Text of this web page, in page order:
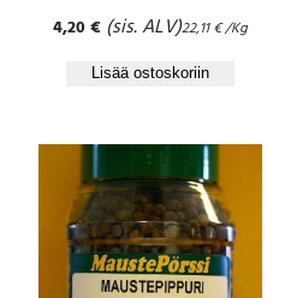
4,20€ (sis. ALV)22,11€/Kg
Lisää ostoskoriin